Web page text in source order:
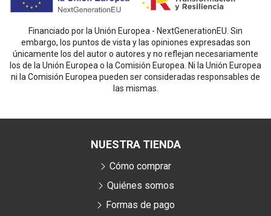
Financiado por la Unión Europea - NextGenerationEU. Sin
embargo, los puntos de vista y las opiniones expresadas son
únicamente los del autor o autores y no reflejan necesariamente
los de la Unión Europea o la Comisión Europea. Ni la Unión Europea
ni la Comisión Europea pueden ser consideradas responsables de
las mismas.
NUESTRA TIENDA
Cómo comprar
Quiénes somos
Formas de pago